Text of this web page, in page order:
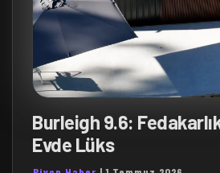
Burleigh 9.6:
Evde Lüks